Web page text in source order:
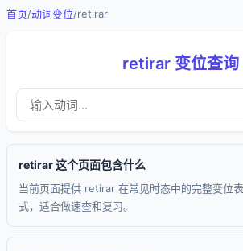
首页/动词变位/retirar
retirar 变位查询
retirar 这个页面包含什么
当前页面提供 retirar 在常见时态中的完整变位
式，适合做速查和复习。